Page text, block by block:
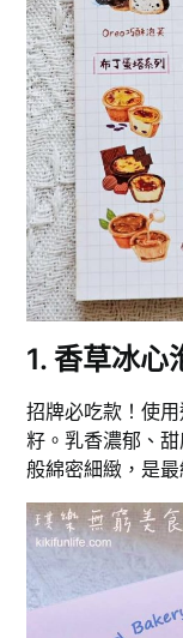
1. 香草冰心
招牌必吃款！使
籽。乳香濃郁、
般綿密細緻，是